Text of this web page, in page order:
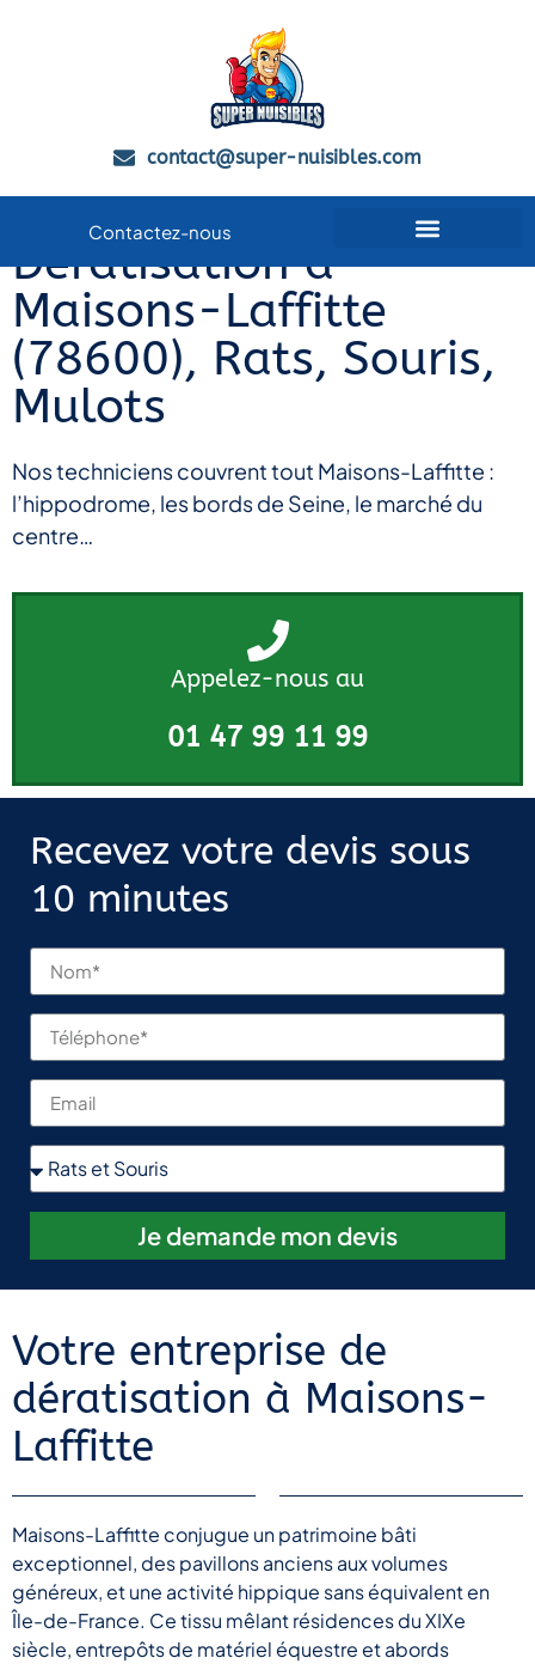
contact@super-nuisibles.com
Contactez-nous
Dératisation à
Maisons-Laffitte
(78600), Rats, Souris,
Mulots
Nos techniciens couvrent tout Maisons-Laffitte :
l’hippodrome, les bords de Seine, le marché du
centre…
Appelez-nous au
01 47 99 11 99
Recevez votre devis sous
10 minutes
Je demande mon devis
Votre entreprise de
dératisation à Maisons-
Laffitte
Maisons-Laffitte conjugue un patrimoine bâti
exceptionnel, des pavillons anciens aux volumes
généreux, et une activité hippique sans équivalent en
Île-de-France. Ce tissu mêlant résidences du XIXe
siècle, entrepôts de matériel équestre et abords